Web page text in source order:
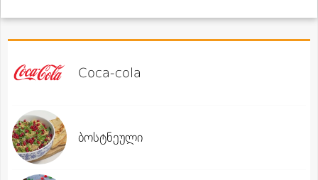
Coca-cola
ბოსტნეული